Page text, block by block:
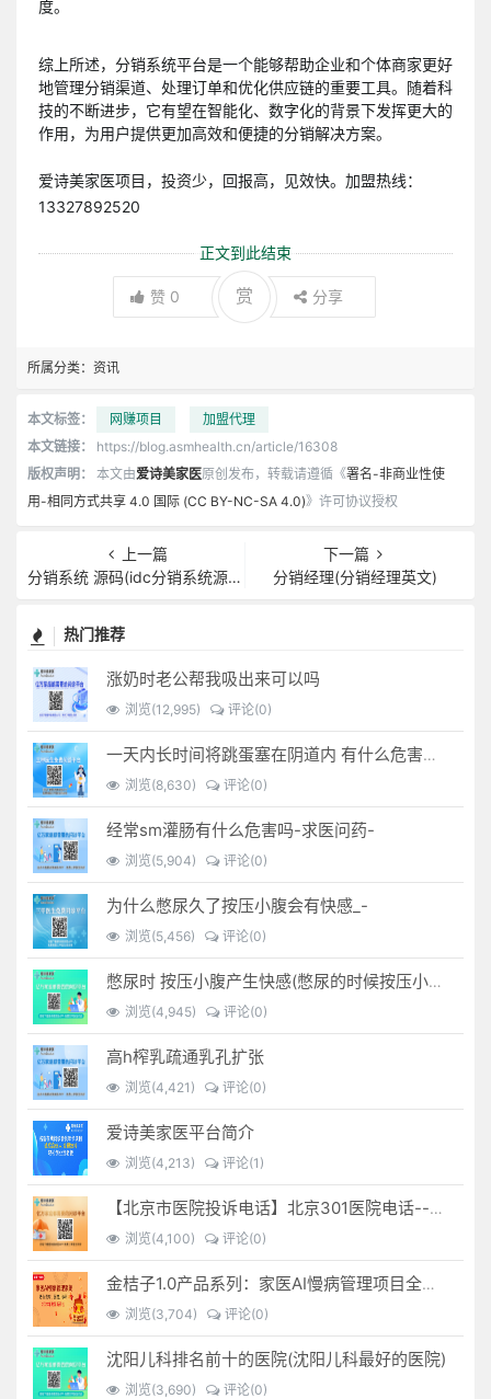
度。
综上所述，分销系统平台是一个能够帮助企业和个体商家更好
地管理分销渠道、处理订单和优化供应链的重要工具。随着科
技的不断进步，它有望在智能化、数字化的背景下发挥更大的
作用，为用户提供更加高效和便捷的分销解决方案。
爱诗美家医项目，投资少，回报高，见效快。加盟热线：
13327892520
正文到此结束
赞 0 赏 分享
所属分类： 资讯
本文标签： 网赚项目
加盟代理
本文链接：
https://blog.asmhealth.cn/article/16308
版权声明：
本文由爱诗美家医原创发布，转载请遵循《署名-非商业性使
用-相同方式共享 4.0 国际 (CC BY-NC-SA 4.0)》许可协议授权
上一篇
分销系统 源码(idc分销系统源码)
下一篇
分销经理(分销经理英文)
热门推荐
涨奶时老公帮我吸出来可以吗
浏览(12,995) 评论(0)
一天内长时间将跳蛋塞在阴道内 有什么危害免...(跳蛋是放哪里)
浏览(8,630) 评论(0)
经常sm灌肠有什么危害吗-求医问药-
浏览(5,904) 评论(0)
为什么憋尿久了按压小腹会有快感_-
浏览(5,456) 评论(0)
憋尿时 按压小腹产生快感(憋尿的时候按压小腹是什么感觉)
浏览(4,945) 评论(0)
高h榨乳疏通乳孔扩张
浏览(4,421) 评论(0)
爱诗美家医平台简介
浏览(4,213) 评论(1)
【北京市医院投诉电话】北京301医院电话--(北京301医院投诉电话多少)
浏览(4,100) 评论(0)
金桔子1.0产品系列：家医AI慢病管理项目全国招募区域合伙人，低投入，高回报，长收益
浏览(3,704) 评论(0)
沈阳儿科排名前十的医院(沈阳儿科最好的医院)
浏览(3,690) 评论(0)